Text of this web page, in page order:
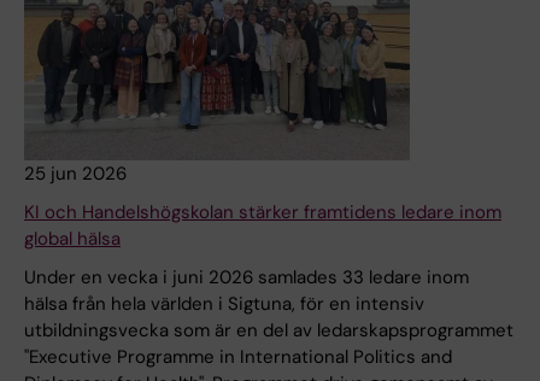
25 jun 2026
KI och Handelshögskolan stärker framtidens ledare inom
global hälsa
Under en vecka i juni 2026 samlades 33 ledare inom
hälsa från hela världen i Sigtuna, för en intensiv
utbildningsvecka som är en del av ledarskapsprogrammet
"Executive Programme in International Politics and